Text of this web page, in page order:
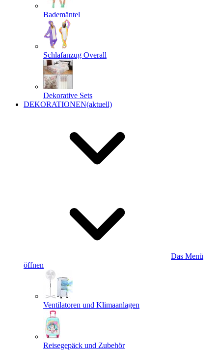
Bademäntel
Schlafanzug Overall
Dekorative Sets
DEKORATIONEN(aktuell)
Das Menü
öffnen
Ventilatoren und Klimaanlagen
Reisegepäck und Zubehör